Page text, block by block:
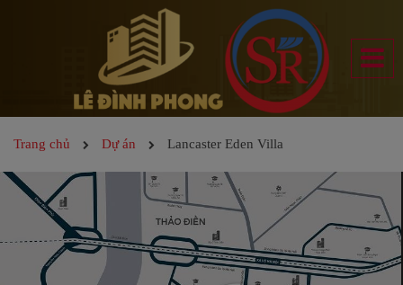
Trang chủ Dự án Lancaster Eden Villa